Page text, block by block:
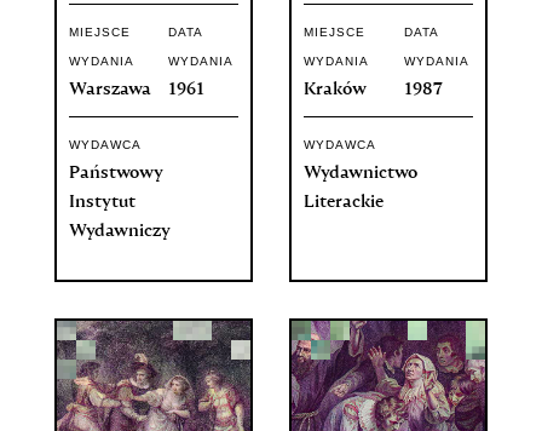
MIEJSCE
WYDANIA
Warszawa
DATA
WYDANIA
1961
WYDAWCA
Państwowy
Instytut
Wydawniczy
MIEJSCE
WYDANIA
Kraków
DATA
WYDANIA
1987
WYDAWCA
Wydawnictwo
Literackie